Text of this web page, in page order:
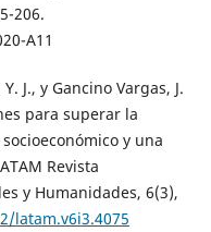
206.
A11
J., y Gancino Vargas, J.
para superar la
y una
Revista
y Humanidades, 6(3),
latam.v6i3.4075